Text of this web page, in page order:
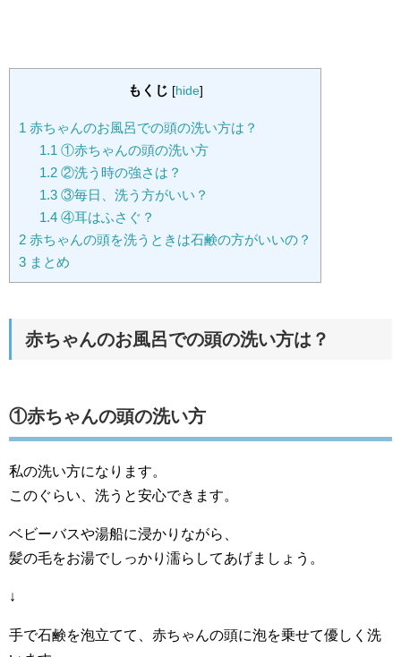
もくじ [hide]
1 赤ちゃんのお風呂での頭の洗い方は？
1.1 ①赤ちゃんの頭の洗い方
1.2②洗う時の強さは？
1.3③毎日、洗う方がいい？
1.4④耳はふさぐ？
2 赤ちゃんの頭を洗うときは石鹸の方がいいの？
3 まとめ
赤ちゃんのお風呂での頭の洗い方は？
①赤ちゃんの頭の洗い方
私の洗い方になります。
このぐらい、洗うと安心できます。
ベビーバスや湯船に浸かりながら、
髪の毛をお湯でしっかり濡らしてあげましょう。
↓
手で石鹸を泡立てて、赤ちゃんの頭に泡を乗せて優しく洗